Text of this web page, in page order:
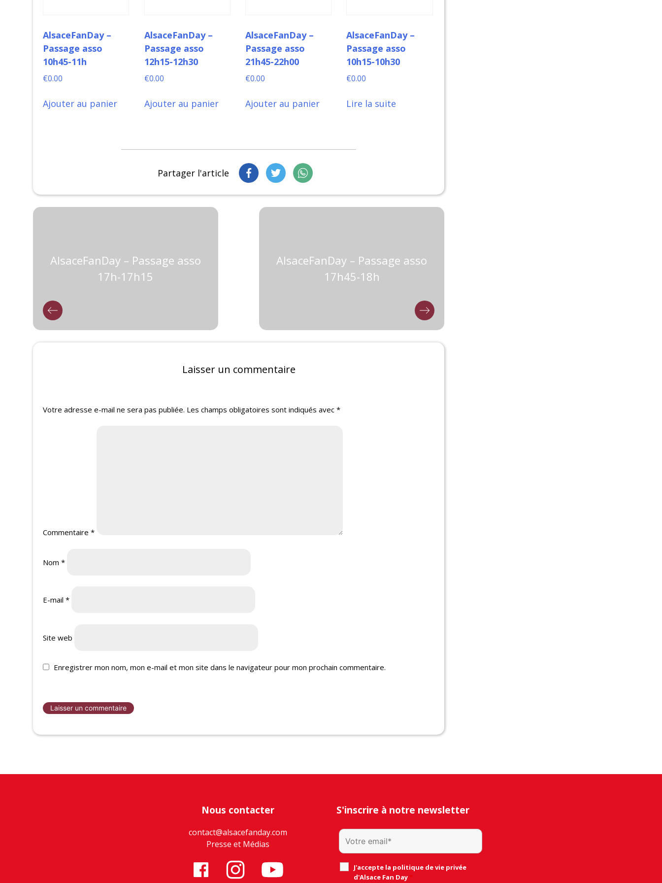
AlsaceFanDay –
Passage asso
10h45-11h
€0.00
Ajouter au panier
AlsaceFanDay –
Passage asso
12h15-12h30
€0.00
Ajouter au panier
AlsaceFanDay –
Passage asso
21h45-22h00
€0.00
Ajouter au panier
AlsaceFanDay –
Passage asso
10h15-10h30
€0.00
Lire la suite
Partager l'article
AlsaceFanDay – Passage asso
17h-17h15
AlsaceFanDay – Passage asso
17h45-18h
Laisser un commentaire
Votre adresse e-mail ne sera pas publiée. Les champs obligatoires sont indiqués avec*
Commentaire*
Nom*
E-mail*
Site web
Enregistrer mon nom, mon e-mail et mon site dans le navigateur pour mon prochain commentaire.
Nous contacter
contact@alsacefanday.com
Presse et Médias
S'inscrire à notre newsletter
J'accepte la politique de vie privée
d'Alsace Fan Day *